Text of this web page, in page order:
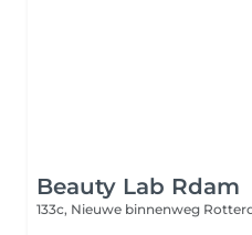
Beauty Lab Rdam
133c, Nieuwe binnenweg